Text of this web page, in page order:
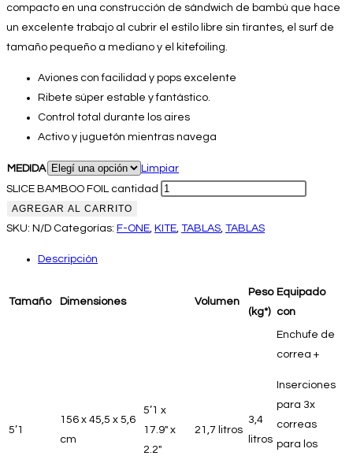
compacto en una construcción de sándwich de bambú que hace
un excelente trabajo al cubrir el estilo libre sin tirantes, el surf de
tamaño pequeño a mediano y el kitefoiling.
Aviones con facilidad y pops excelente
Ribete súper estable y fantástico.
Control total durante los aires
Activo y juguetón mientras navega
MEDIDA
Limpiar
SLICE BAMBOO FOIL cantidad
AGREGAR AL CARRITO
SKU: N/D Categorías: F-ONE, KITE, TABLAS, TABLAS
Descripción
Tamaño Dimensiones Volumen
Peso
(kg*)
Equipado
con
5’1
156 x 45,5 x 5,6
cm
5’1 x
17.9″ x
2.2″
21,7 litros
3,4
litros
Enchufe de
correa +
Inserciones
para 3x
correas
para los